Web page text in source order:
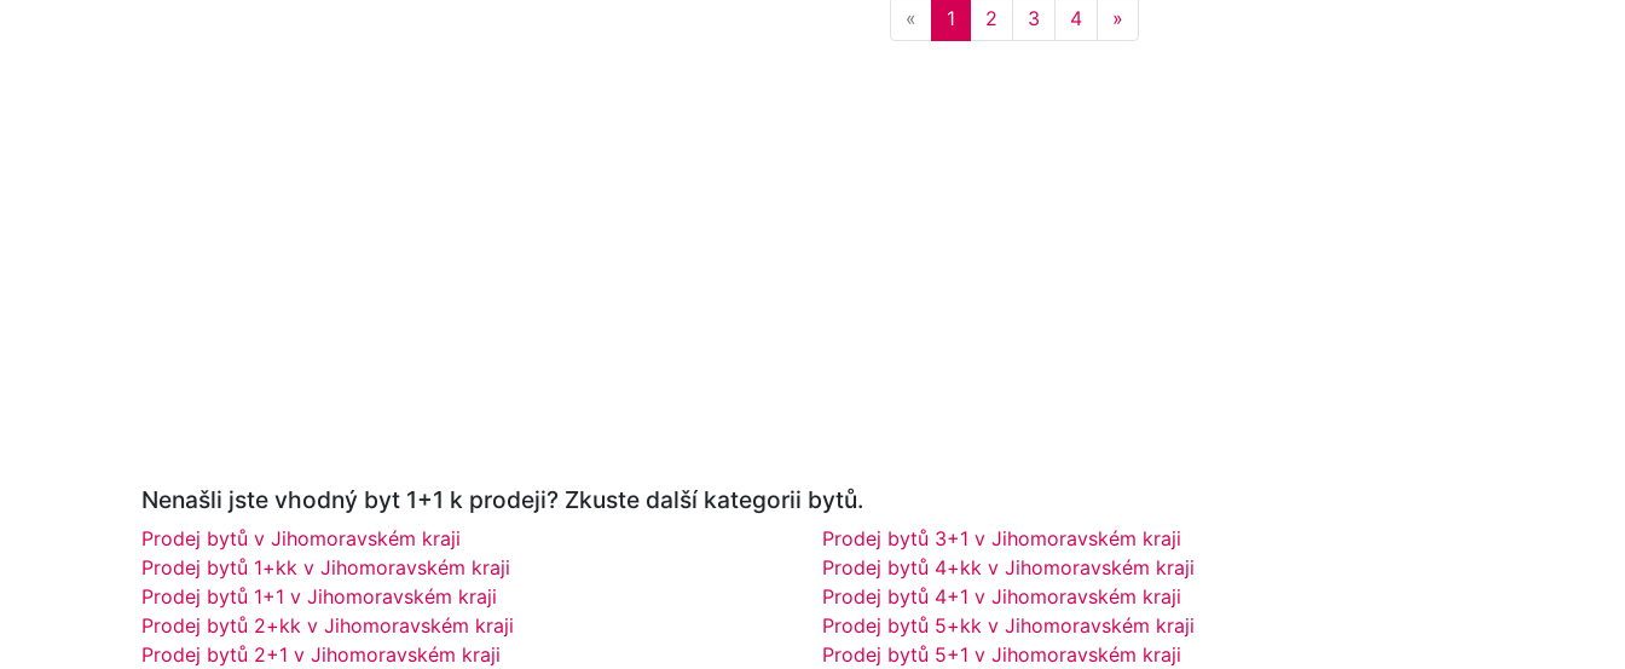
« Previous
1 2 3 4 »
Nenašli jste vhodný byt 1+1 k prodeji? Zkuste další kategorii bytů.
Prodej bytů v Jihomoravském kraji
Prodej bytů 1+kk v Jihomoravském kraji
Prodej bytů 1+1 v Jihomoravském kraji
Prodej bytů 2+kk v Jihomoravském kraji
Prodej bytů 2+1 v Jihomoravském kraji
Prodej bytů 3+1 v Jihomoravském kraji
Prodej bytů 4+kk v Jihomoravském kraji
Prodej bytů 4+1 v Jihomoravském kraji
Prodej bytů 5+kk v Jihomoravském kraji
Prodej bytů 5+1 v Jihomoravském kraji